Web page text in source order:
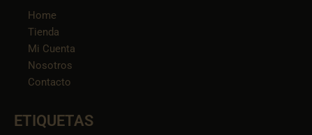
Home
Tienda
Mi Cuenta
Nosotros
Contacto
ETIQUETAS